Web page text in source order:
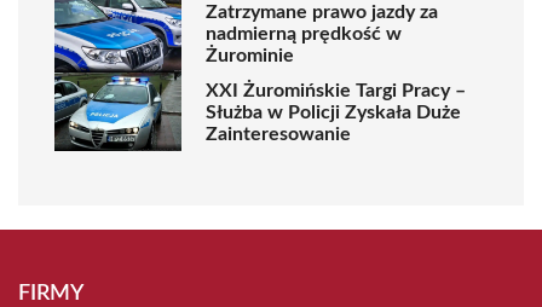
Zatrzymane prawo jazdy za
nadmierną prędkość w
Żurominie
XXI Żuromińskie Targi Pracy –
Służba w Policji Zyskała Duże
Zainteresowanie
FIRMY